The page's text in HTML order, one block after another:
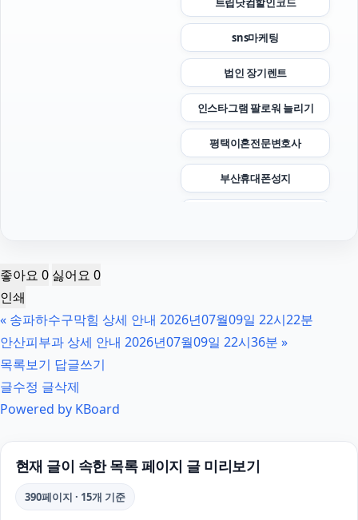
sns마케팅
법인 장기렌트
인스타그램 팔로워 늘리기
평택이혼전문변호사
부산휴대폰성지
종로구하수구막힘
창원이혼전문변호사
애견파양
좋아요 0 싫어요 0
인쇄
« 송파하수구막힘 상세 안내 2026년07월09일 22시22분
안산피부과 상세 안내 2026년07월09일 22시36분 »
목록보기 답글쓰기
글수정 글삭제
Powered by KBoard
현재 글이 속한 목록 페이지 글 미리보기
390페이지 · 15개 기준